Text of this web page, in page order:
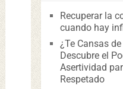
Recuperar la
cuando hay
¿Te Cansas
Descubre el
Asertividad
Respetado